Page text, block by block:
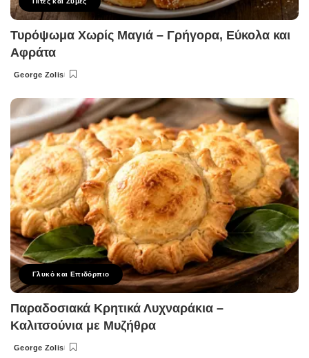
Τυρόψωμα Χωρίς Μαγιά – Γρήγορα, Εύκολα και
Αφράτα
Posted
George Zolis
Γλυκό και Επιδόρπιο
Παραδοσιακά Κρητικά Λυχναράκια –
Καλιτσούνια με Μυζήθρα
Posted
George Zolis